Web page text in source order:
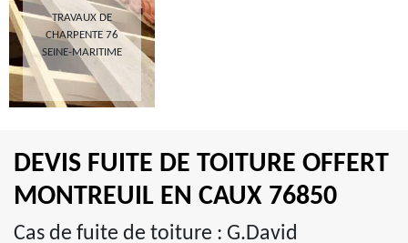
TRAVAUX DE
CHARPENTE 76
SEINE-MARITIME
DEVIS FUITE DE TOITURE OFFERT
MONTREUIL EN CAUX 76850
Cas de fuite de toiture : G.David